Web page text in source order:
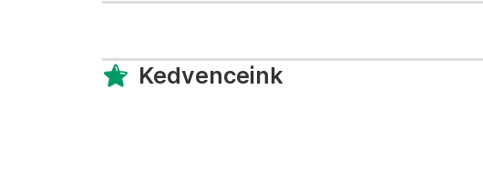
Kedvenceink